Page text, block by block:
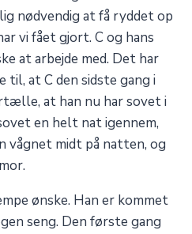
nødvendig at få ryddet op
vi fået gjort. C og hans
at arbejde med. Det har
at C den sidste gang i
at han nu har sovet i
en helt nat igennem,
vågnet midt på natten, og
ønske. Han er kommet
seng. Den første gang